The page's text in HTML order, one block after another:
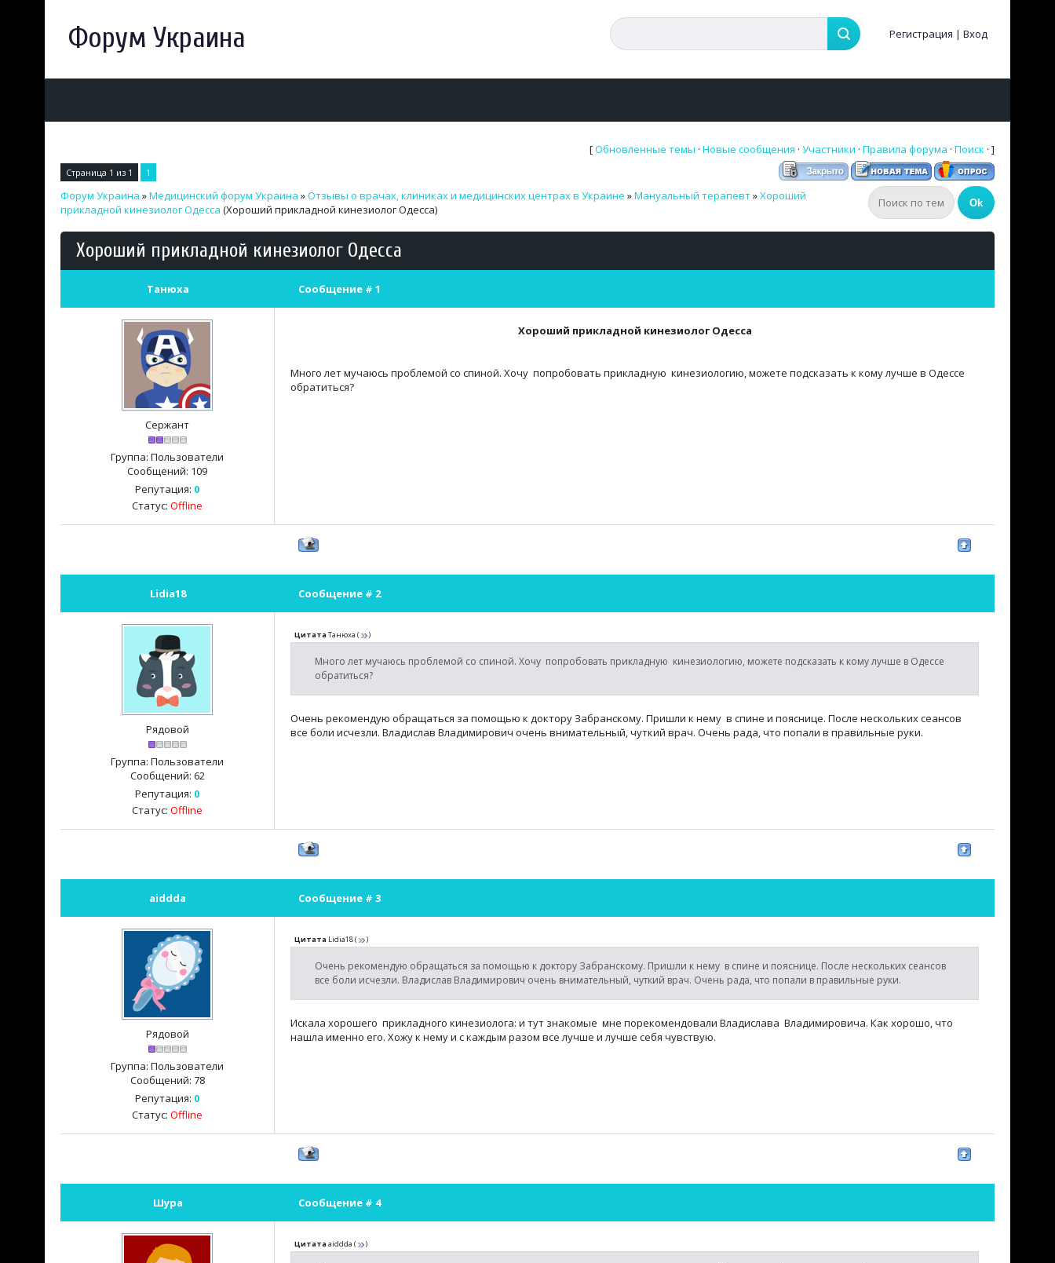
Форум Украина Регистрация | Вход
[Обновленные темы · Новые сообщения · Участники · Правила форума · Поиск · ]
Страница 1 из 1 1
Форум Украина »Медицинский форум Украина »Отзывы о врачах, клиниках и медицинских центрах в Украине »Мануальный терапевт»Хороший
прикладной кинезиолог Одесса (Хороший прикладной кинезиолог Одесса)
Хороший прикладной кинезиолог Одесса
Танюха Сообщение # 1
Сержант
Группа: Пользователи
Сообщений: 109
Репутация: 0
Статус: Offline
Хороший прикладной кинезиолог Одесса
Много лет мучаюсь проблемой со спиной. Хочу попробовать прикладную кинезиологию, можете подсказать к кому лучше в Одессе
обратиться?
Lidia18 Сообщение # 2
Рядовой
Группа: Пользователи
Сообщений: 62
Репутация: 0
Статус: Offline
ЦитатаТанюха ( )
Много лет мучаюсь проблемой со спиной. Хочу попробовать прикладную кинезиологию, можете подсказать к кому лучше в Одессе
обратиться?
Очень рекомендую обращаться за помощью к доктору Забранскому. Пришли к нему в спине и пояснице. После нескольких сеансов
все боли исчезли. Владислав Владимирович очень внимательный, чуткий врач. Очень рада, что попали в правильные руки.
aiddda Сообщение # 3
Рядовой
Группа: Пользователи
Сообщений: 78
Репутация: 0
Статус: Offline
Цитата Lidia18( )
Очень рекомендую обращаться за помощью к доктору Забранскому. Пришли к нему в спине и пояснице. После нескольких сеансов
все боли исчезли. Владислав Владимирович очень внимательный, чуткий врач. Очень рада, что попали в правильные руки.
Искала хорошего прикладного кинезиолога: и тут знакомые мне порекомендовали Владислава Владимировича. Как хорошо, что
нашла именно его. Хожу к нему и с каждым разом все лучше и лучше себя чувствую.
Шура Сообщение # 4
Цитатаaiddda ( )